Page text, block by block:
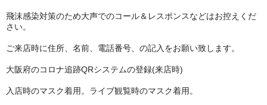
飛沫感染対策のため大声でのコール＆レスポンスなどはお控えくだ
さい。
ご来店時に住所、名前、電話番号、の記入をお願い致します。
大阪府のコロナ追跡QRシステムの登録(来店時)
入店時のマスク着用。ライブ観覧時のマスク着用。